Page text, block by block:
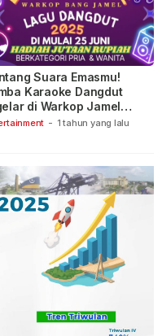
- 1 tahun yang lalu
Suara Emasmu!
Karaoke Dangdut
di Warkop Jamel